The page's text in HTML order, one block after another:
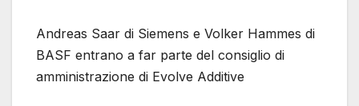
Andreas Saar di Siemens e Volker Hammes di
BASF entrano a far parte del consiglio di
amministrazione di Evolve Additive